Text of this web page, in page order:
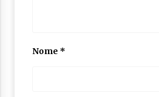
Nome *